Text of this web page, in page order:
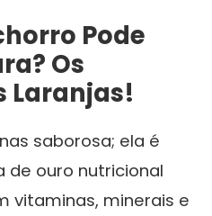
Pode
? Os
Laranjas!
saborosa; ela é
de ouro nutricional
vitaminas, minerais e